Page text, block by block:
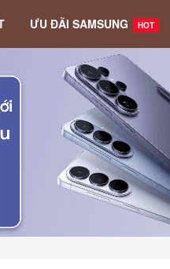
ƯU ĐÃI SAMSUNG HOT